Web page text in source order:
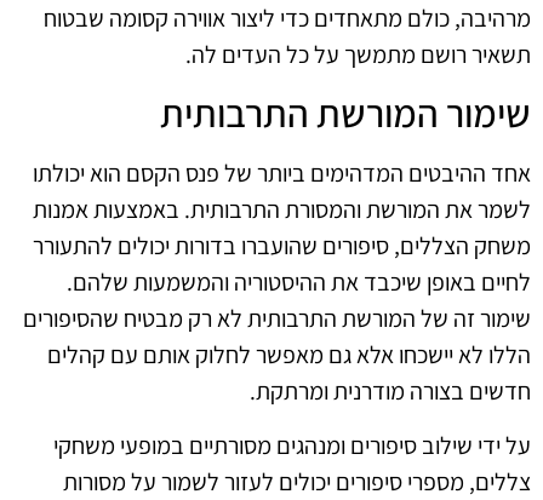
מרהיבה, כולם מתאחדים כדי ליצור אווירה קסומה שבטוח
תשאיר רושם מתמשך על כל העדים לה.
שימור המורשת התרבותית
אחד ההיבטים המדהימים ביותר של פנס הקסם הוא יכולתו
לשמר את המורשת והמסורת התרבותית. באמצעות אמנות
משחק הצללים, סיפורים שהועברו בדורות יכולים להתעורר
לחיים באופן שיכבד את ההיסטוריה והמשמעות שלהם.
שימור זה של המורשת התרבותית לא רק מבטיח שהסיפורים
הללו לא יישכחו אלא גם מאפשר לחלוק אותם עם קהלים
חדשים בצורה מודרנית ומרתקת.
על ידי שילוב סיפורים ומנהגים מסורתיים במופעי משחקי
צללים, מספרי סיפורים יכולים לעזור לשמור על מסורות